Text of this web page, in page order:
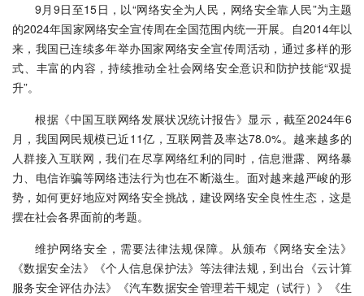
9月9日至15日，以“网络安全为人民，网络安全靠人民”为主题
的2024年国家网络安全宣传周在全国范围内统一开展。自2014年以
来，我国已连续多年举办国家网络安全宣传周活动，通过多样的形
式、丰富的内容，持续推动全社会网络安全意识和防护技能“双提
升”。
根据《中国互联网络发展状况统计报告》显示，截至2024年6
月，我国网民规模已近11亿，互联网普及率达78.0%。越来越多的
人群接入互联网，我们在尽享网络红利的同时，信息泄露、网络暴
力、电信诈骗等网络违法行为也在不断滋生。面对越来越严峻的形
势，如何更好地应对网络安全挑战，建设网络安全良性生态，这是
摆在社会各界面前的考题。
维护网络安全，需要法律法规保障。从颁布《网络安全法》
《数据安全法》《个人信息保护法》等法律法规，到出台《云计算
服务安全评估办法》《汽车数据安全管理若干规定（试行）》《生